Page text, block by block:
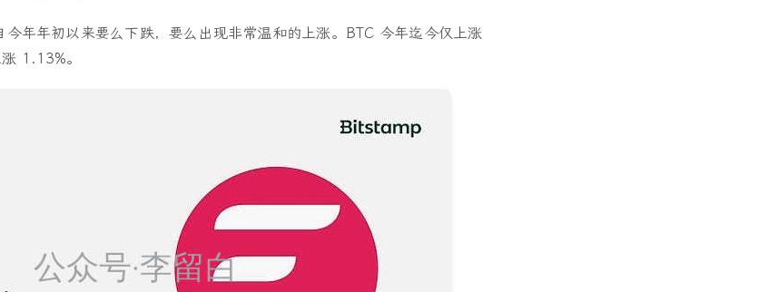
年年初以来要么下跌，要么出现非常温和的上涨。BTC 今年迄今仅上涨
1.13%。